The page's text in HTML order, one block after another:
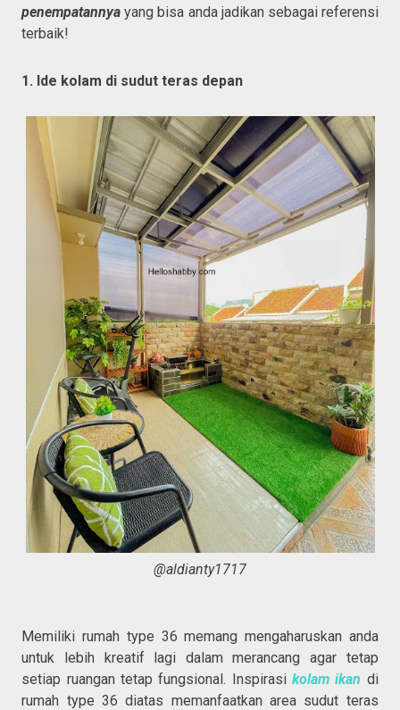
penempatannyayang bisa anda jadikan sebagai referensi
terbaik!
1. Ide kolam di sudut teras depan
@aldianty1717
Memiliki rumah type 36 memang mengaharuskan anda
untuk lebih kreatif lagi dalam merancang agar tetap
setiap ruangan tetap fungsional. Inspirasi kolam ikan di
rumah type 36 diatas memanfaatkan area sudut teras